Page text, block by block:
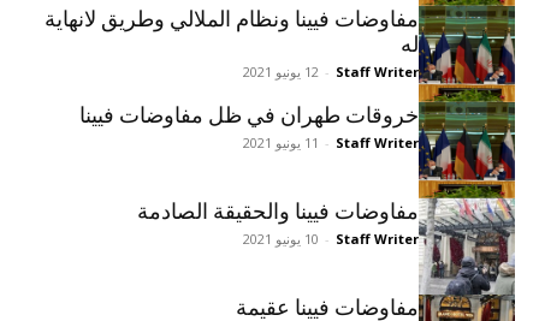
مفاوضات فيينا ونظام الملالي وطريق لانهاية
له
Staff Writer
- 12 يونيو 2021
خروقات طهران في ظل مفاوضات فيينا
Staff Writer
- 11 يونيو 2021
مفاوضات فيينا والحقيقة الصادمة
Staff Writer
- 10 يونيو 2021
مفاوضات فيينا عقيمة